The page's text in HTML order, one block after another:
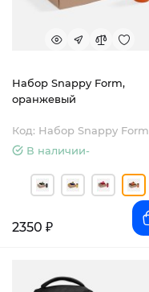
Набор Snappy Form,
оранжевый
Код: Набор Snappy Form
В наличии-
2350 ₽